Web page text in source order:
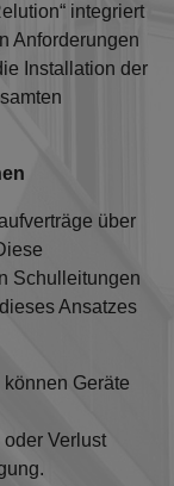
integriert
Anforderungen
Installation der
über
Schulleitungen
Ansatzes
können Geräte
oder Verlust